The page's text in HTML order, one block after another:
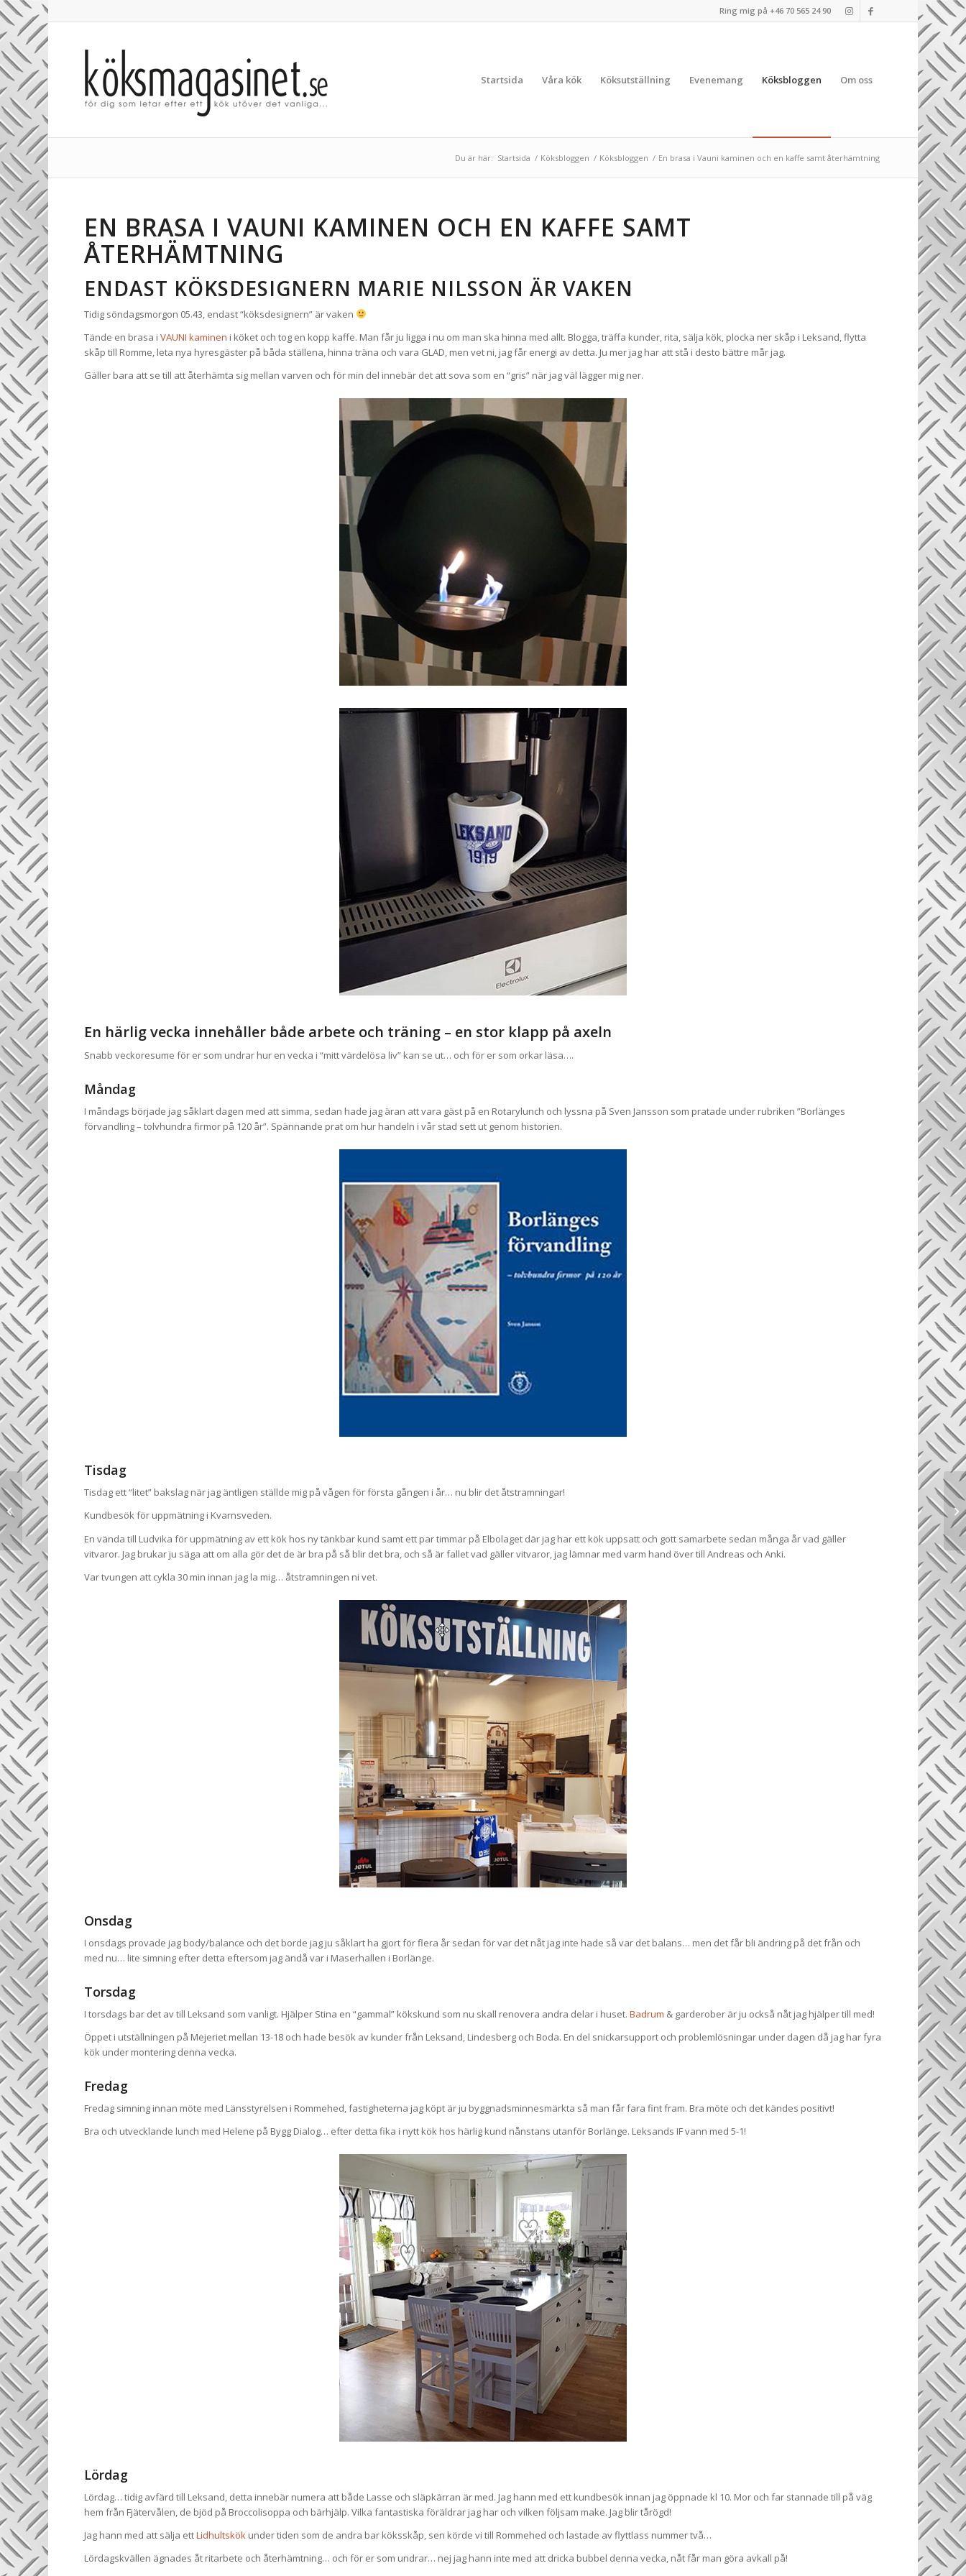
Ring mig på +46 70 565 24 90
Startsida Våra kök Köksutställning Evenemang Köksbloggen Om oss
Du är här: Startsida / Köksbloggen / Köksbloggen / En brasa i Vauni kaminen och en kaffe samt återhämtning
EN BRASA I VAUNI KAMINEN OCH EN KAFFE SAMT
ÅTERHÄMTNING
ENDAST KÖKSDESIGNERN MARIE NILSSON ÄR VAKEN
Tidig söndagsmorgon 05.43, endast “köksdesignern” är vaken
Tände en brasa iVAUNI kaminen i köket och tog en kopp kaffe. Man får ju ligga i nu om man ska hinna med allt. Blogga, träffa kunder, rita, sälja kök, plocka ner skåp i Leksand, flytta
skåp till Romme, leta nya hyresgäster på båda ställena, hinna träna och vara GLAD, men vet ni, jag får energi av detta. Ju mer jag har att stå i desto bättre mår jag.
Gäller bara att se till att återhämta sig mellan varven och för min del innebär det att sova som en “gris” när jag väl lägger mig ner.
En härlig vecka innehåller både arbete och träning – en stor klapp på axeln
Snabb veckoresume för er som undrar hur en vecka i “mitt värdelösa liv” kan se ut… och för er som orkar läsa….
Måndag
I måndags började jag såklart dagen med att simma, sedan hade jag äran att vara gäst på en Rotarylunch och lyssna på Sven Jansson som pratade under rubriken ”Borlänges
förvandling – tolvhundra firmor på 120 år”. Spännande prat om hur handeln i vår stad sett ut genom historien.
Tisdag
Tisdag ett “litet” bakslag när jag äntligen ställde mig på vågen för första gången i år… nu blir det åtstramningar!
Kundbesök för uppmätning i Kvarnsveden.
En vända till Ludvika för uppmätning av ett kök hos ny tänkbar kund samt ett par timmar på Elbolaget där jag har ett kök uppsatt och gott samarbete sedan många år vad gäller
vitvaror. Jag brukar ju säga att om alla gör det de är bra på så blir det bra, och så är fallet vad gäller vitvaror, jag lämnar med varm hand över till Andreas och Anki.
Var tvungen att cykla 30 min innan jag la mig… åtstramningen ni vet.
Onsdag
I onsdags provade jag body/balance och det borde jag ju såklart ha gjort för flera år sedan för var det nåt jag inte hade så var det balans… men det får bli ändring på det från och
med nu… lite simning efter detta eftersom jag ändå var i Maserhallen i Borlänge.
Torsdag
I torsdags bar det av till Leksand som vanligt. Hjälper Stina en “gammal” kökskund som nu skall renovera andra delar i huset.Badrum & garderober är ju också nåt jag hjälper till med!
Öppet i utställningen på Mejeriet mellan 13-18 och hade besök av kunder från Leksand, Lindesberg och Boda. En del snickarsupport och problemlösningar under dagen då jag har fyra
kök under montering denna vecka.
Fredag
Fredag simning innan möte med Länsstyrelsen i Rommehed, fastigheterna jag köpt är ju byggnadsminnesmärkta så man får fara fint fram. Bra möte och det kändes positivt!
Bra och utvecklande lunch med Helene på Bygg Dialog… efter detta fika i nytt kök hos härlig kund nånstans utanför Borlänge. Leksands IF vann med 5-1!
Lördag
Lördag… tidig avfärd till Leksand, detta innebär numera att både Lasse och släpkärran är med. Jag hann med ett kundbesök innan jag öppnade kl 10. Mor och far stannade till på väg
hem från Fjätervålen, de bjöd på Broccolisoppa och bärhjälp. Vilka fantastiska föräldrar jag har och vilken följsam make. Jag blir tårögd!
Jag hann med att sälja ettLidhultskök under tiden som de andra bar köksskåp, sen körde vi till Rommehed och lastade av flyttlass nummer två…
Lördagskvällen ägnades åt ritarbete och återhämtning… och för er som undrar… nej jag hann inte med att dricka bubbel denna vecka, nåt får man göra avkall på!
Från ruckel till
drömhus – ett
spännande projekt